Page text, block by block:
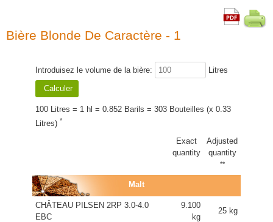
Bière Blonde De Caractère - 1
Introduisez le volume de la bière: Litres
100 Litres = 1 hl = 0.852 Barils = 303 Bouteilles (x 0.33
Litres) *
Exact
quantity
Adjusted
quantity
**
Malt
CHÂTEAU PILSEN 2RP 3.0-4.0
EBC
9.100
kg
25 kg